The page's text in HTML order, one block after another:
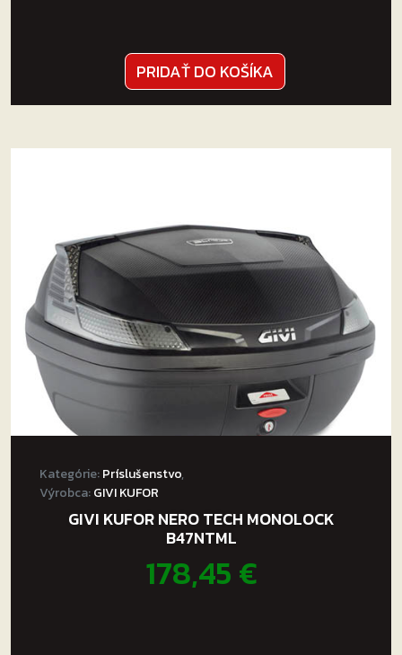
PRIDAŤ DO KOŠÍKA
Kategórie:Príslušenstvo,
Výrobca:GIVI KUFOR
GIVI KUFOR NERO TECH MONOLOCK
B47NTML
178,45€